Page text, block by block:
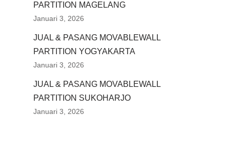
PARTITION MAGELANG
Januari 3, 2026
JUAL & PASANG MOVABLEWALL
PARTITION YOGYAKARTA
Januari 3, 2026
JUAL & PASANG MOVABLEWALL
PARTITION SUKOHARJO
Januari 3, 2026